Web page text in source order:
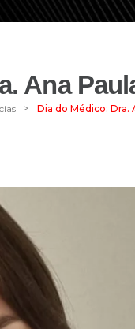
Ana
> Dia do Médico: Dra.